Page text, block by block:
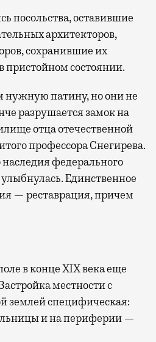
посольства, оставившие
архитекторов,
сохранившие их
пристойном состоянии.
нужную патину, но они не
разрушается замок на
отца отечественной
профессора Снегирева.
федерального
Единственное
— реставрация, причем
в конце XIX века еще
местности с
землей специфическая:
и на периферии —